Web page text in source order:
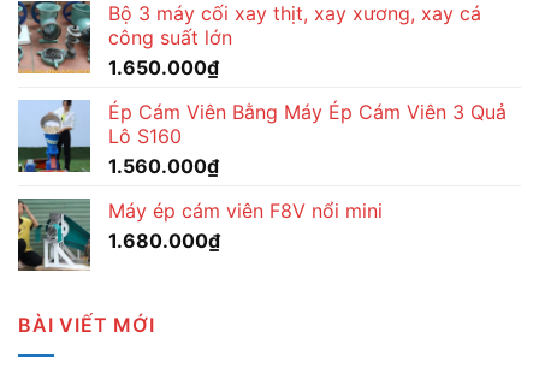
Bộ 3 máy cối xay thịt, xay xương, xay cá
công suất lớn
1.650.000₫
Ép Cám Viên Bằng Máy Ép Cám Viên 3 Quả
Lô S160
1.560.000₫
Máy ép cám viên F8V nổi mini
1.680.000₫
BÀI VIẾT MỚI